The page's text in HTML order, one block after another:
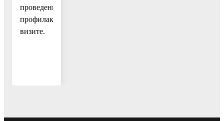
проведенном
профилактическом
визите.